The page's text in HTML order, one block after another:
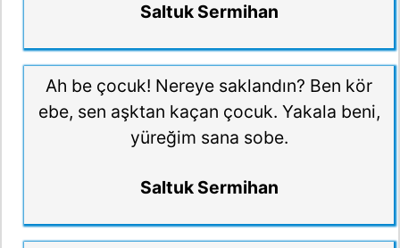
Saltuk Sermihan
Ah be çocuk! Nereye saklandın? Ben kör
ebe, sen aşktan kaçan çocuk. Yakala beni,
yüreğim sana sobe.
Saltuk Sermihan